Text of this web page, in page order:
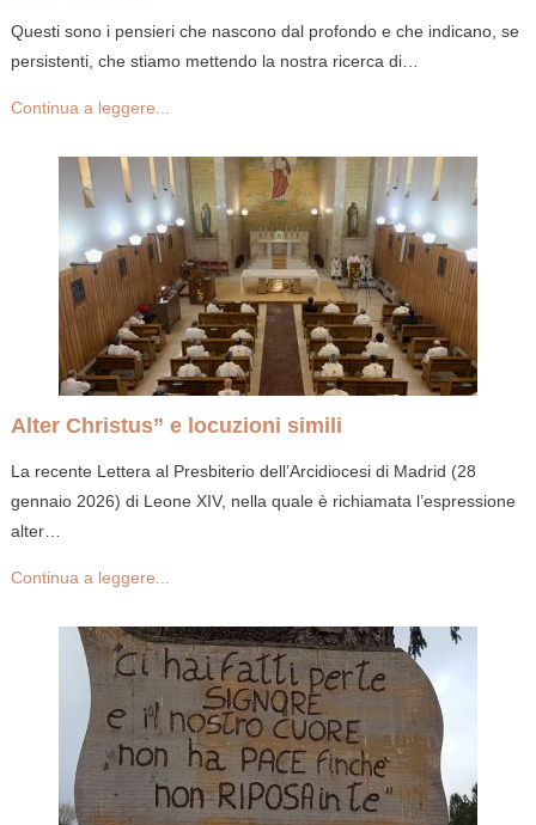
Questi sono i pensieri che nascono dal profondo e che indicano, se
persistenti, che stiamo mettendo la nostra ricerca di…
Continua a leggere...
Alter Christus” e locuzioni simili
La recente Lettera al Presbiterio dell’Arcidiocesi di Madrid (28
gennaio 2026) di Leone XIV, nella quale è richiamata l’espressione
alter…
Continua a leggere...